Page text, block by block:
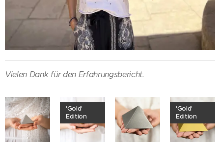
Vielen Dank für den Erfahrungsbericht.
'Gold'
Edition
'Gold'
Edition